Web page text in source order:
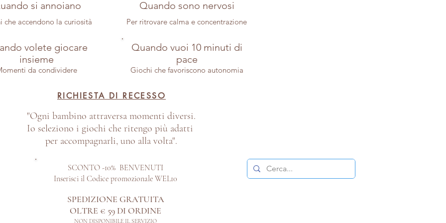
si annoiano
che accendono la curiosità
volete giocare
insieme
da condividere
Quando sono nervosi
Per ritrovare calma e concentrazione
Quando vuoi 10 minuti di
pace
Giochi che favoriscono autonomia
RICHIESTA DI RECESSO
"Ogni bambino attraversa momenti diversi.
Io seleziono i giochi che ritengo più adatti
per accompagnarli, uno alla volta".
SCONTO -10% BENVENUTI
Inserisci il Codice promozionale WEL10
SPEDIZIONE GRATUITA
OLTRE € 59 DI ORDINE​
NON DISPONIBILE IL SERVIZIO